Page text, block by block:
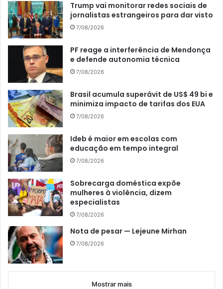
Trump vai monitorar redes sociais de
jornalistas estrangeiros para dar visto
7/08/2026
PF reage a interferência de Mendonça
e defende autonomia técnica
7/08/2026
Brasil acumula superávit de US$ 49 bi e
minimiza impacto de tarifas dos EUA
7/08/2026
Ideb é maior em escolas com
educação em tempo integral
7/08/2026
Sobrecarga doméstica expõe
mulheres à violência, dizem
especialistas
7/08/2026
Nota de pesar — Lejeune Mirhan
7/08/2026
Mostrar mais